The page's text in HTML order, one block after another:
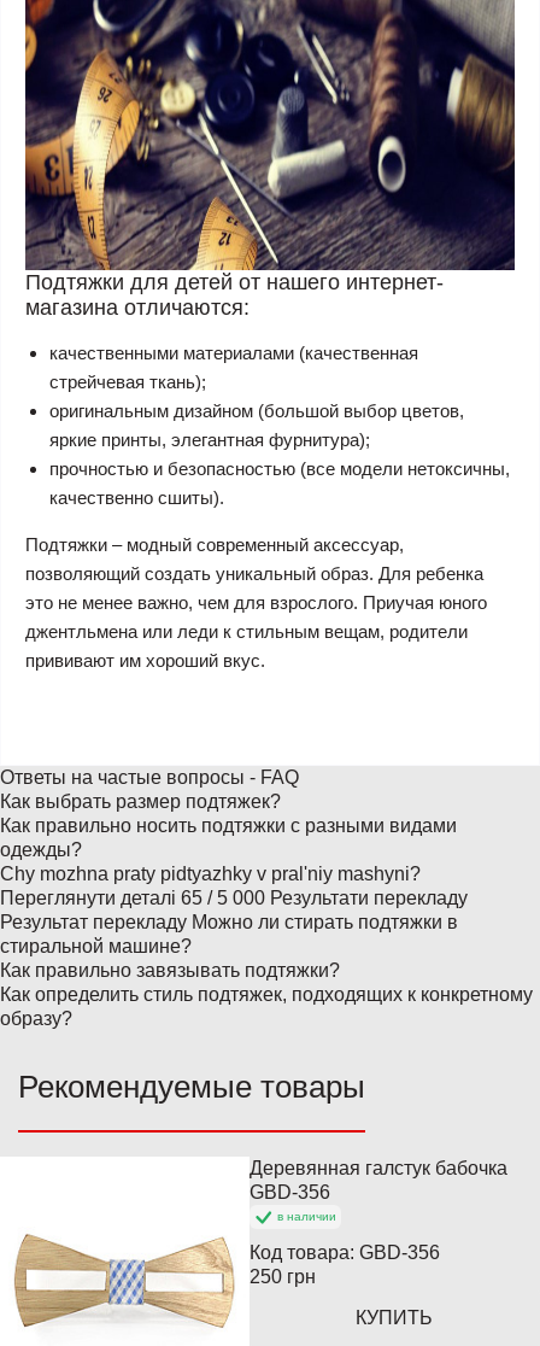
Подтяжки для детей от нашего интернет-
магазина отличаются:
качественными материалами (качественная
стрейчевая ткань);
оригинальным дизайном (большой выбор цветов,
яркие принты, элегантная фурнитура);
прочностью и безопасностью (все модели нетоксичны,
качественно сшиты).
Подтяжки – модный современный аксессуар,
позволяющий создать уникальный образ. Для ребенка
это не менее важно, чем для взрослого. Приучая юного
джентльмена или леди к стильным вещам, родители
прививают им хороший вкус.
Ответы на частые вопросы - FAQ
Как выбрать размер подтяжек?
Как правильно носить подтяжки с разными видами
одежды?
Chy mozhna praty pidtyazhky v pralʹniy mashyni? ​
Переглянути деталі 65 / 5 000 Результати перекладу
Результат перекладу Можно ли стирать подтяжки в
стиральной машине?
Как правильно завязывать подтяжки?
Как определить стиль подтяжек, подходящих к конкретному
образу?
Рекомендуемые товары
Деревянная галстук бабочка
GBD-356
в наличии
Код товара: GBD-356
250 грн
КУПИТЬ